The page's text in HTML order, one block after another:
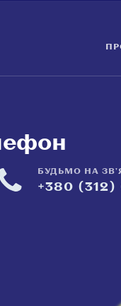
БУДЬМО НА
+380